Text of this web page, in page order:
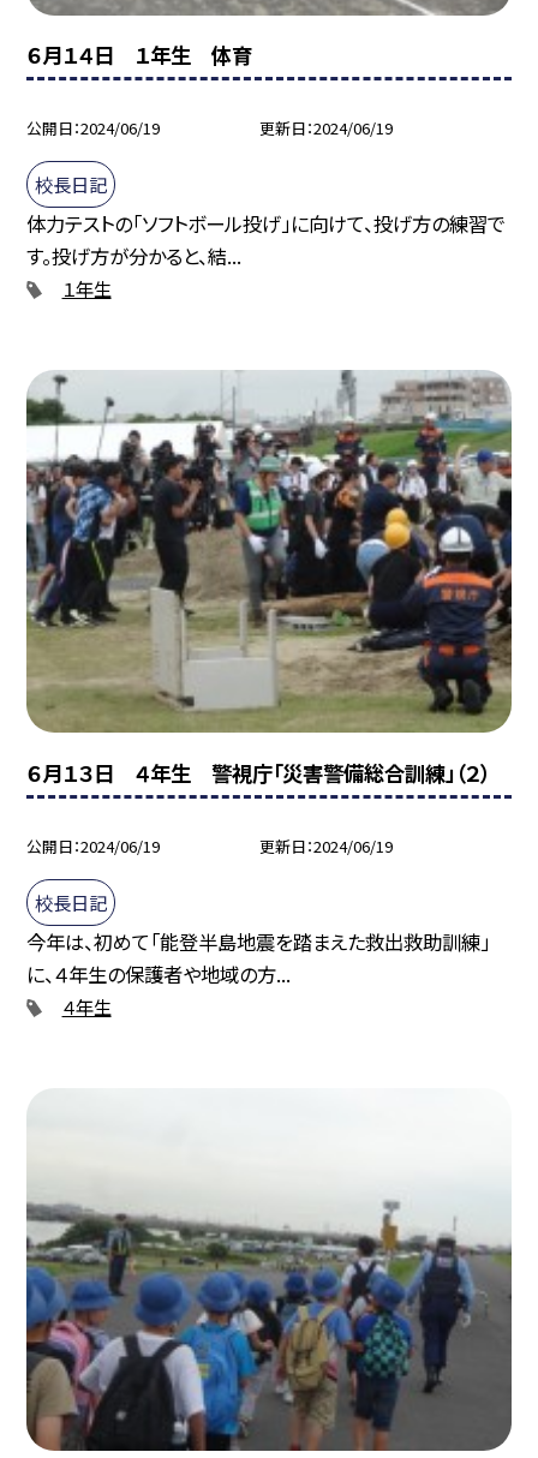
６月１４日 １年生 体育
公開日 2024/06/19 更新日 2024/06/19
校長日記
体力テストの「ソフトボール投げ」に向けて、投げ方の練習で
す。投げ方が分かると、結...
１年生
６月１３日 ４年生 警視庁「災害警備総合訓練」（２）
公開日 2024/06/19 更新日 2024/06/19
校長日記
今年は、初めて「能登半島地震を踏まえた救出救助訓練」
に、４年生の保護者や地域の方...
４年生